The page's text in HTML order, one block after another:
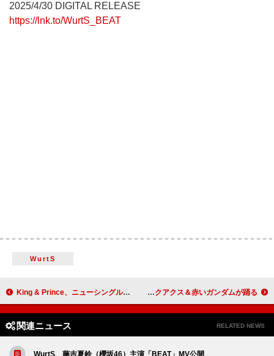
2025/4/30 DIGITAL RELEASE
https://lnk.to/WurtS_BEAT
WurtS
King & Prince、ニューシングル『What We Got ～奇跡はきみと～ / I Know』ジャケット＆ビジュアル公開 米津玄師「Plazma」でジークアクス＆赤いガンダムが踊る
関連ニュース RELATED NEWS
WurtS、藤吉夏鈴（櫻坂46）主演「BEAT」MV公開